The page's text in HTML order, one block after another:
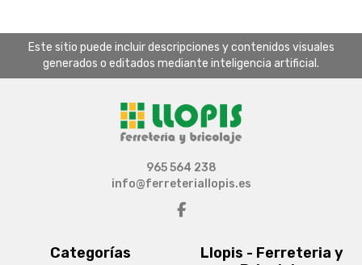
Este sitio puede incluir descripciones y contenidos visuales
generados o editados mediante inteligencia artificial.
Categorías
Llopis - Ferreteria y
965 564 238
info@ferreteriallopis.es